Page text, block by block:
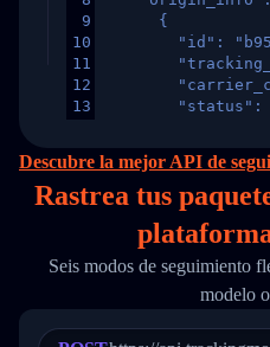
9
10
11
12
13
16
17
21
24
      {
"id":
"status":
"phone":
          {
          },
Descubre la mejor API de
Rastrea tus
Seis modos de seguimiento
modelo